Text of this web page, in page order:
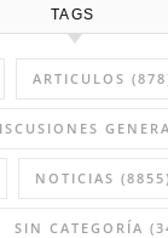
TAGS
ARTICULOS
NOTICIAS (8855)
SIN CATEGORÍA